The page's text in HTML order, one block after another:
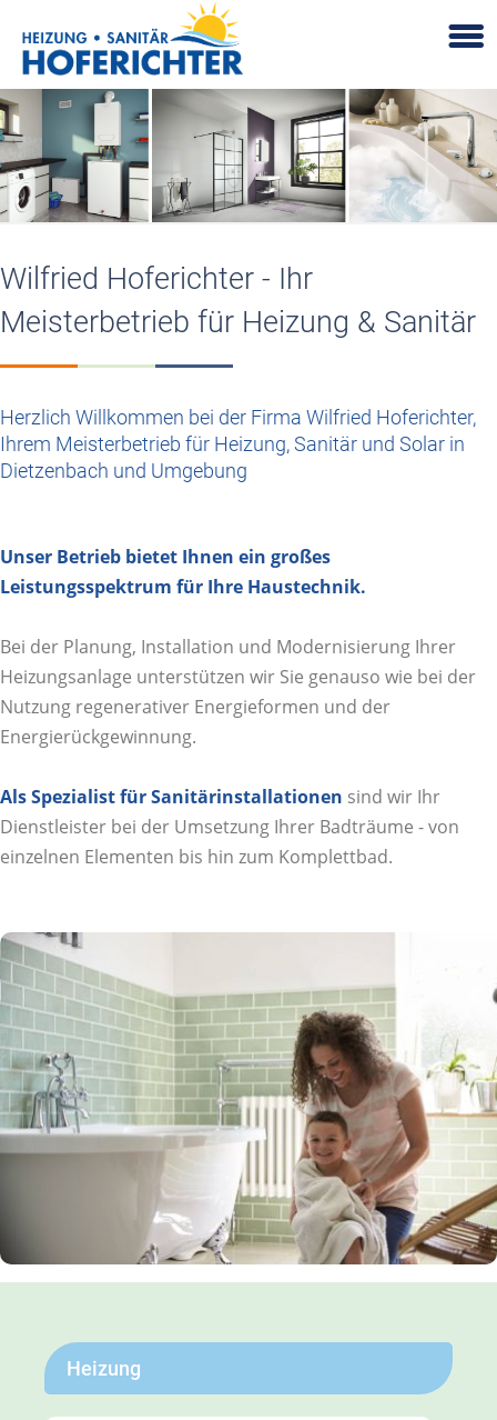
Wilfried Hoferichter - Ihr
Meisterbetrieb für Heizung & Sanitär
Herzlich Willkommen bei der Firma Wilfried Hoferichter,
Ihrem Meisterbetrieb für Heizung, Sanitär und Solar in
Dietzenbach und Umgebung
Unser Betrieb bietet Ihnen ein großes
Leistungsspektrum für Ihre Haustechnik.
Bei der Planung, Installation und Modernisierung Ihrer
Heizungsanlage unterstützen wir Sie genauso wie bei der
Nutzung regenerativer Energieformen und der
Energierückgewinnung.
Als Spezialist für Sanitärinstallationen sind wir Ihr
Dienstleister bei der Umsetzung Ihrer Badträume - von
einzelnen Elementen bis hin zum Komplettbad.
Heizung